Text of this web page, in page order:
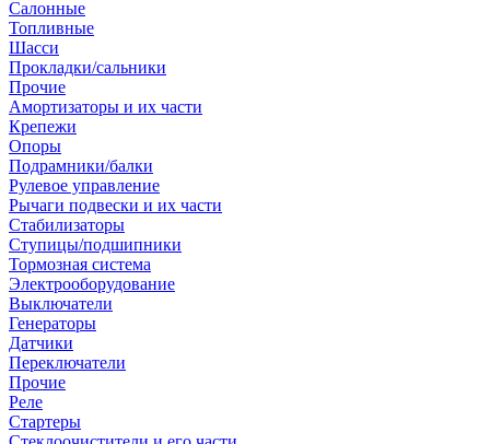
Салонные
Топливные
Шасси
Прокладки/сальники
Прочие
Амортизаторы и их части
Крепежи
Опоры
Подрамники/балки
Рулевое управление
Рычаги подвески и их части
Стабилизаторы
Ступицы/подшипники
Тормозная система
Электрооборудование
Выключатели
Генераторы
Датчики
Переключатели
Прочие
Реле
Стартеры